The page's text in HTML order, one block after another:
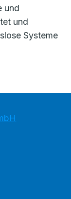
und
und
Systeme